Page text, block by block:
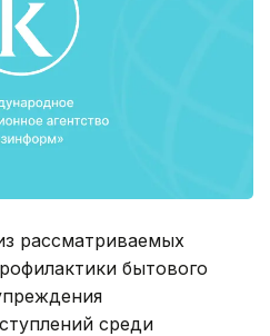
рассматриваемых
бытового
среди